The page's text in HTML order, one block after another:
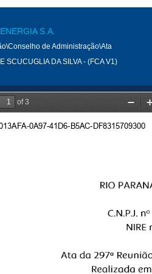
S.A.
de Administração\Ata
SCUCUGLIA DA SILVA - (FCA V1)